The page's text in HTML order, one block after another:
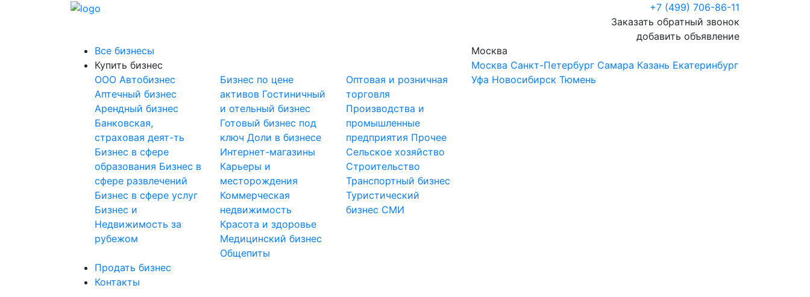
+7 (499) 706-86-11
Заказать обратный звонок
добавить объявление
Все бизнесы
Купить бизнес
OOO Автобизнес
Аптечный бизнес
Арендный бизнес
Банковская,
страховая деят-ть
Бизнес в сфере
образования Бизнес в
сфере развлечений
Бизнес в сфере услуг
Бизнес и
Недвижимость за
рубежом
Бизнес по цене
активов Гостиничный
и отельный бизнес
Готовый бизнес под
ключДоли в бизнесе
Интернет-магазины
Карьеры и
месторождения
Коммерческая
недвижимость
Красота и здоровье
Медицинский бизнес
Общепиты
Оптовая и розничная
торговля
Производства и
промышленные
предприятия Прочее
Сельское хозяйство
Строительство
Транспортный бизнес
Туристический
бизнес СМИ
Продать бизнес
Контакты
Москва
Москва Санкт-Петербург Самара Казань Екатеринбург
Уфа Новосибирск Тюмень